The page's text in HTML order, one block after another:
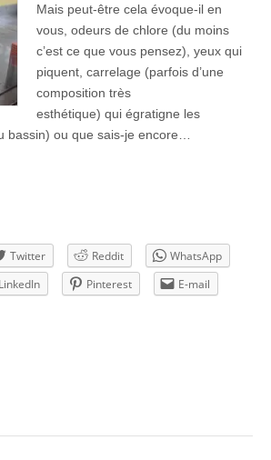
Mais peut-être cela évoque-il en
vous, odeurs de chlore (du moins
c’est ce que vous pensez), yeux qui
piquent, carrelage (parfois d’une
composition très
esthétique) qui égratigne les
bassin) ou que sais-je encore…
Twitter Reddit
WhatsApp
LinkedIn Pinterest
E-mail